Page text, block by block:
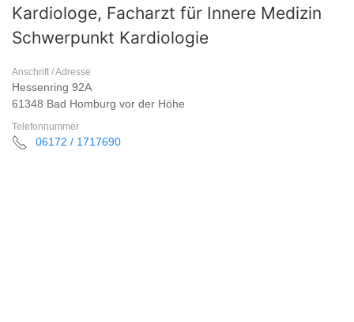
Kardiologe, Facharzt für Innere Medizin
Schwerpunkt Kardiologie
Anschrift / Adresse
Hessenring 92A
61348 Bad Homburg vor der Höhe
Telefonnummer
06172 / 1717690